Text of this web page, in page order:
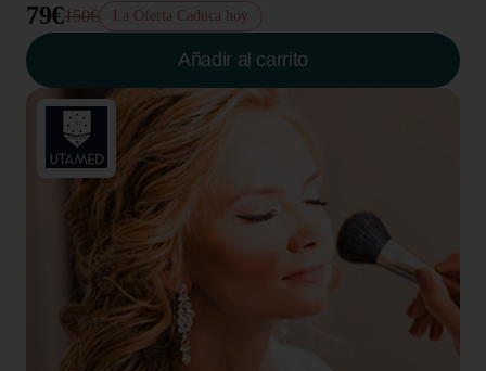
79€150€ La Oferta Caduca hoy
Añadir al carrito